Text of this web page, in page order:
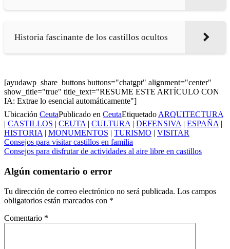
Historia fascinante de los castillos ocultos
[ayudawp_share_buttons buttons="chatgpt" alignment="center"
show_title="true" title_text="RESUME ESTE ARTÍCULO CON
IA: Extrae lo esencial automáticamente"]
Ubicación CeutaPublicado en CeutaEtiquetado ARQUITECTURA
| CASTILLOS | CEUTA | CULTURA | DEFENSIVA | ESPAÑA |
HISTORIA | MONUMENTOS | TURISMO | VISITAR
Navegación
de
entradas
Consejos para visitar castillos en familia
Consejos para disfrutar de actividades al aire libre en castillos
Algún comentario o error
Tu dirección de correo electrónico no será publicada. Los campos
obligatorios están marcados con *
Comentario *